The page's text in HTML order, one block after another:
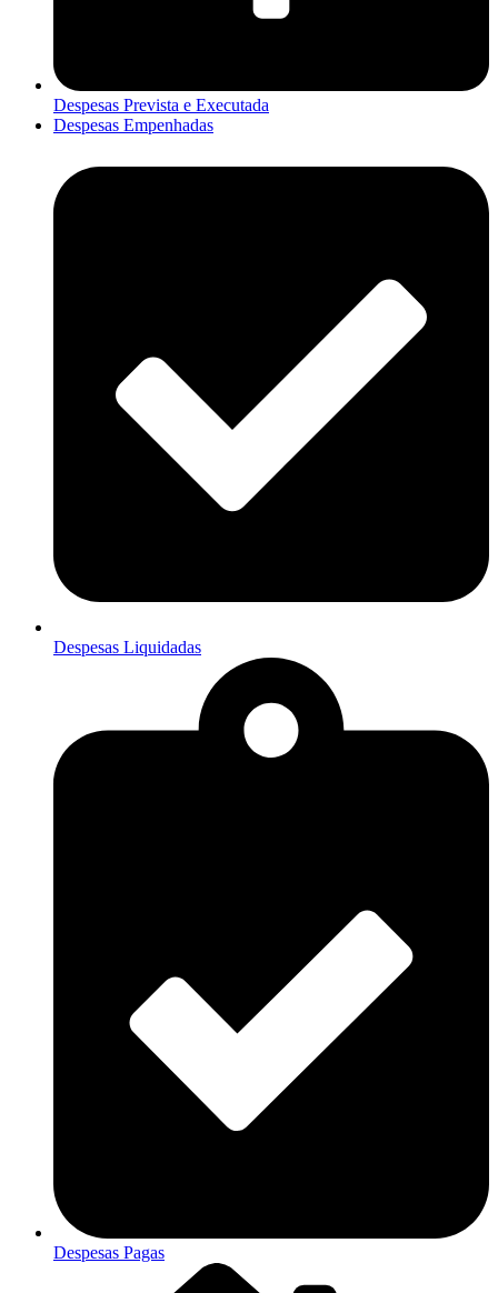
Despesas Prevista e Executada
Despesas Empenhadas
Despesas Liquidadas
Despesas Pagas